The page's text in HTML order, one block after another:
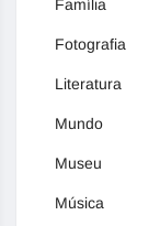
Família
Fotografia
Literatura
Mundo
Museu
Música